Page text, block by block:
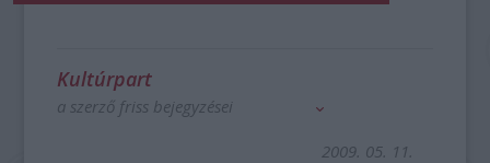
Kultúrpart
a szerző friss bejegyzései
2009. 05. 11.